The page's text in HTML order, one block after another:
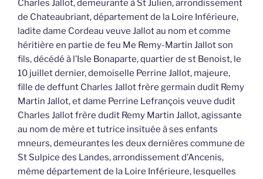
Charles Jallot, demeurante à St Julien, arrondissement
de Chateaubriant, département de la Loire Inférieure,
ladite dame Cordeau veuve Jallot au nom et comme
héritière en partie de feu Me Remy-Martin Jallot son
fils, décédé à l’Isle Bonaparte, quartier de st Benoist, le
10 juillet dernier, demoiselle Perrine Jallot, majeure,
fille de deffunt Charles Jallot frère germain dudit Remy
Martin Jallot, et dame Perrine Lefrançois veuve dudit
Charles Jallot frère dudit Remy Martin Jallot, agissante
au nom de mère et tutrice insituée à ses enfants
mneurs, demeurantes les deux dernières commune de
St Sulpice des Landes, arrondissement d’Ancenis,
même département de la Loire Inférieure, lesquelles